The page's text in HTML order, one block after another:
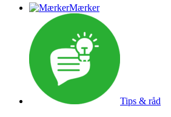
Mærker
Tips & råd